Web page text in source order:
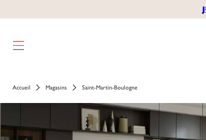
Accueil Magasins Saint-Martin-Boulogne